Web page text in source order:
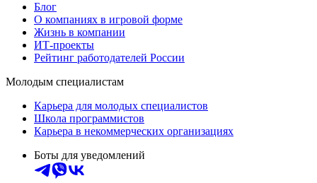
Блог
О компаниях в игровой форме
Жизнь в компании
ИТ-проекты
Рейтинг работодателей России
Молодым специалистам
Карьера для молодых специалистов
Школа программистов
Карьера в некоммерческих организациях
Боты для уведомлений